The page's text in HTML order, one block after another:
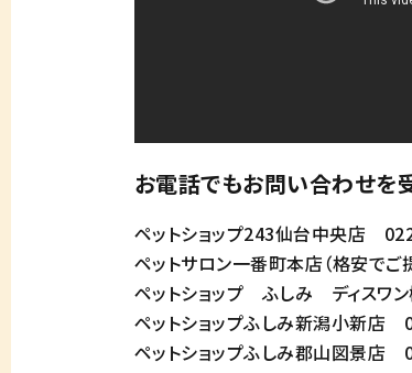
お電話でもお問い合わせを
ペットショップ243仙台中央店
ペットサロン一番町本店（格安でご
ペットショップ ふしみ ディス
ペットショップふしみ新潟小新店
ペットショップふしみ郡山図景店